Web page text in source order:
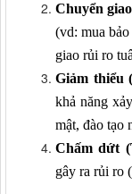
Chuyển
(vd: mua
giao rủi ro
Giảm thiểu
khả năng
mật, đào tạo
Chấm dứt
gây ra rủi ro